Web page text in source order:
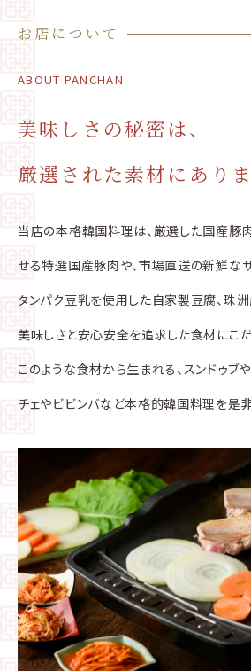
お店について
ABOUT PANCHAN
美味しさの秘密は、
厳選された素材にありま
当店の本格韓国料理は、厳選した国産豚
せる特選国産豚肉や、市場直送の新鮮な
タンパク豆乳を使用した自家製豆腐、珠洲
美味しさと安心安全を追求した食材にこだ
このような食材から生まれる、スンドゥブ
チェやビビンバなど本格的韓国料理を是非